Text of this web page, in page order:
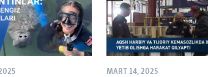
MART 14, 2025